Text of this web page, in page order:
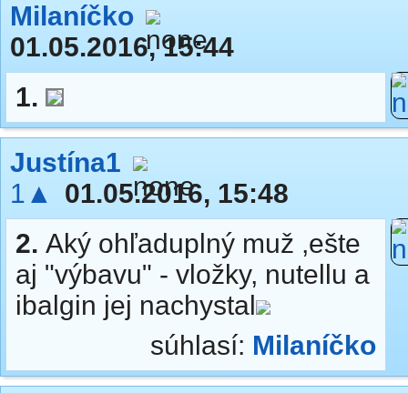
Milaníčko
01.05.2016, 15:44
1.
Justína1
1▲
01.05.2016, 15:48
2. Aký ohľaduplný muž ,ešte
aj "výbavu" - vložky, nutellu a
ibalgin jej nachystal
súhlasí: Milaníčko